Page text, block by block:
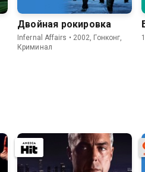
Двойная рокировка
Infernal Affairs • 2002, Гонконг,
Криминал